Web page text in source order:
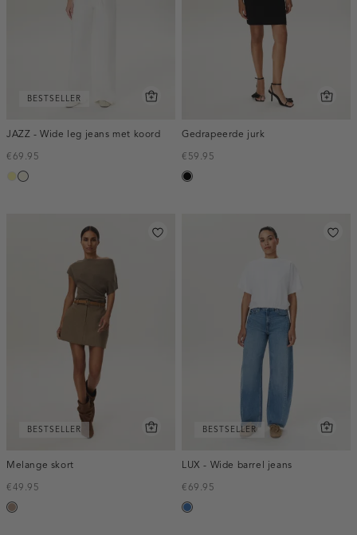
BESTSELLER
JAZZ - Wide leg jeans met koord
€69.95
lichtgeel
wit,
Gedrapeerde jurk
€59.95
zwart
BESTSELLER
Melange skort
€49.95
taupe,
BESTSELLER
LUX - Wide barrel jeans
€69.95
blauw,